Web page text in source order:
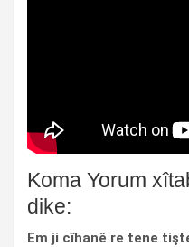
Koma Yorum
dike:
Em ji cîhanê re tene